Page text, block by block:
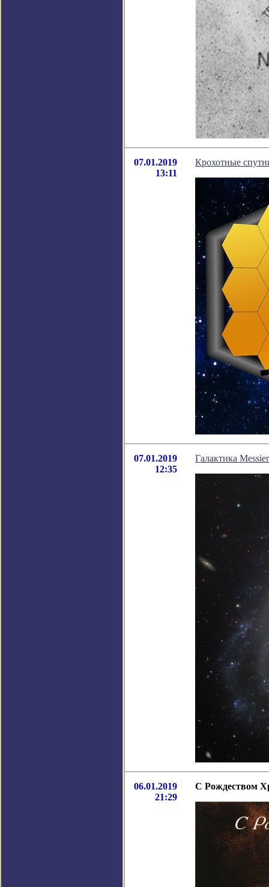
07.01.2019
13:11
Крохотные
07.01.2019
12:35
Галактика
06.01.2019
21:29
С Рождеством